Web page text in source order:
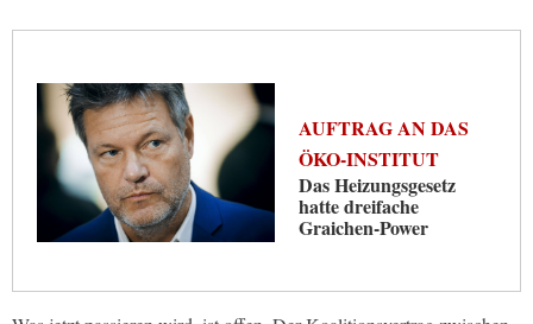
AUFTRAG AN DAS
ÖKO-INSTITUT
Das Heizungsgesetz
hatte dreifache
Graichen-Power